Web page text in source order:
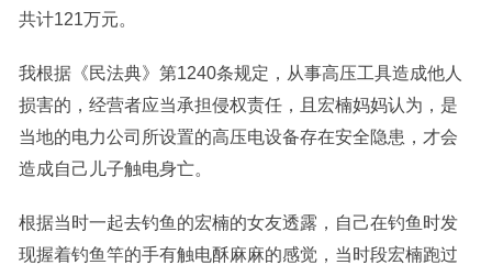
共计121万元。
我根据《民法典》第1240条规定，从事高压工具造成他人
损害的，经营者应当承担侵权责任，且宏楠妈妈认为，是
当地的电力公司所设置的高压电设备存在安全隐患，才会
造成自己儿子触电身亡。
根据当时一起去钓鱼的宏楠的女友透露，自己在钓鱼时发
现握着钓鱼竿的手有触电酥麻麻的感觉，当时段宏楠跑过